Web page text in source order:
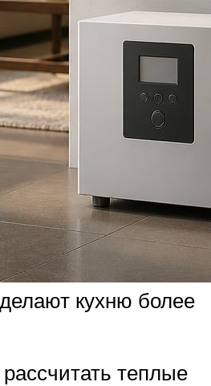
кухню более
теплые